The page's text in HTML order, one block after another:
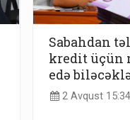
Sabahdan
kredit üçün
edə
2 Avqust 15:34